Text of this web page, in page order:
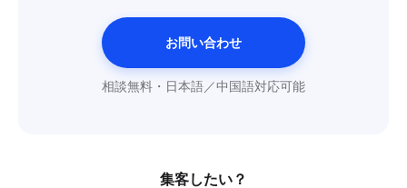
お問い合わせ
相談無料・日本語／中国語対応可能
集客したい？